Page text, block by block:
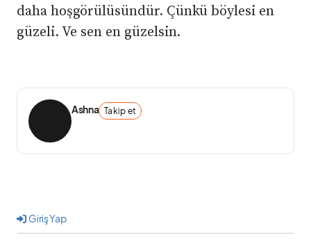
daha hoşgörülüsündür. Çünkü böylesi en
güzeli. Ve sen en güzelsin.
Ashna Takip et
Giriş Yap